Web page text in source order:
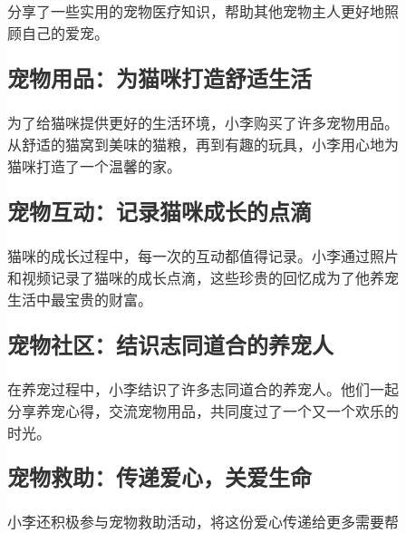
分享了一些实用的宠物医疗知识，帮助其他宠物主人更好地照
顾自己的爱宠。
宠物用品：为猫咪打造舒适生活
为了给猫咪提供更好的生活环境，小李购买了许多宠物用品。
从舒适的猫窝到美味的猫粮，再到有趣的玩具，小李用心地为
猫咪打造了一个温馨的家。
宠物互动：记录猫咪成长的点滴
猫咪的成长过程中，每一次的互动都值得记录。小李通过照片
和视频记录了猫咪的成长点滴，这些珍贵的回忆成为了他养宠
生活中最宝贵的财富。
宠物社区：结识志同道合的养宠人
在养宠过程中，小李结识了许多志同道合的养宠人。他们一起
分享养宠心得，交流宠物用品，共同度过了一个又一个欢乐的
时光。
宠物救助：传递爱心，关爱生命
小李还积极参与宠物救助活动，将这份爱心传递给更多需要帮